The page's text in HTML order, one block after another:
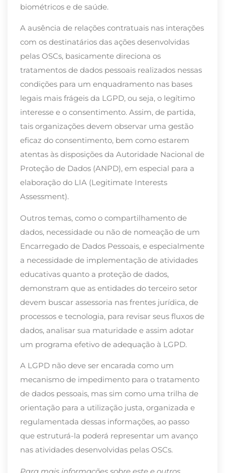
biométricos e de saúde.
A ausência de relações contratuais nas interações
com os destinatários das ações desenvolvidas
pelas OSCs, basicamente direciona os
tratamentos de dados pessoais realizados nessas
condições para um enquadramento nas bases
legais mais frágeis da LGPD, ou seja, o legítimo
interesse e o consentimento. Assim, de partida,
tais organizações devem observar uma gestão
eficaz do consentimento, bem como estarem
atentas às disposições da Autoridade Nacional de
Proteção de Dados (ANPD), em especial para a
elaboração do LIA (Legitimate Interests
Assessment).
Outros temas, como o compartilhamento de
dados, necessidade ou não de nomeação de um
Encarregado de Dados Pessoais, e especialmente
a necessidade de implementação de atividades
educativas quanto a proteção de dados,
demonstram que as entidades do terceiro setor
devem buscar assessoria nas frentes jurídica, de
processos e tecnologia, para revisar seus fluxos de
dados, analisar sua maturidade e assim adotar
um programa efetivo de adequação à LGPD.
A LGPD não deve ser encarada como um
mecanismo de impedimento para o tratamento
de dados pessoais, mas sim como uma trilha de
orientação para a utilização justa, organizada e
regulamentada dessas informações, ao passo
que estruturá-la poderá representar um avanço
nas atividades desenvolvidas pelas OSCs.
Para mais informações sobre este e outros